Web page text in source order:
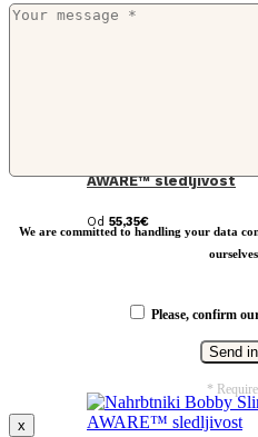
AWARE™ sledljivost
Od 55,35€
We are committed to handling your data
Please, confirm
*
x